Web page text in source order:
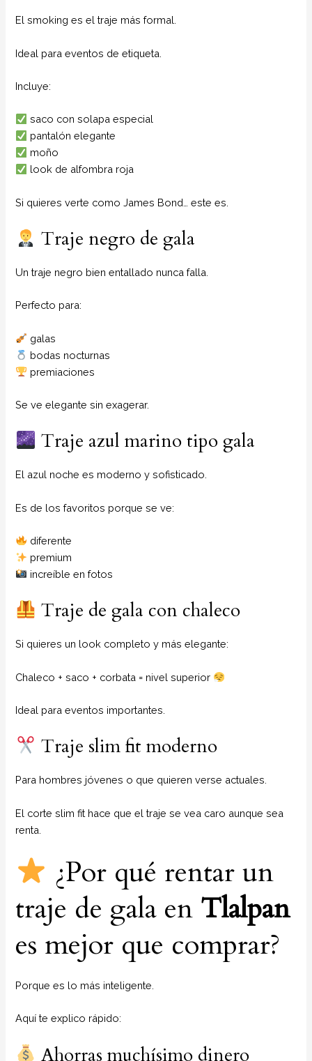
El smoking es el traje más formal.
Ideal para eventos de etiqueta.
Incluye:
saco con solapa especial
pantalón elegante
moño
look de alfombra roja
Si quieres verte como James Bond… este es.
Traje negro de gala
Un traje negro bien entallado nunca falla.
Perfecto para:
galas
bodas nocturnas
premiaciones
Se ve elegante sin exagerar.
Traje azul marino tipo gala
El azul noche es moderno y sofisticado.
Es de los favoritos porque se ve:
diferente
premium
increíble en fotos
Traje de gala con chaleco
Si quieres un look completo y más elegante:
Chaleco + saco + corbata = nivel superior
Ideal para eventos importantes.
Traje slim fit moderno
Para hombres jóvenes o que quieren verse actuales.
El corte slim fit hace que el traje se vea caro aunque sea
renta.
¿Por qué rentar un
traje de gala en Tlalpan
es mejor que comprar?
Porque es lo más inteligente.
Aquí te explico rápido:
Ahorras muchísimo dinero